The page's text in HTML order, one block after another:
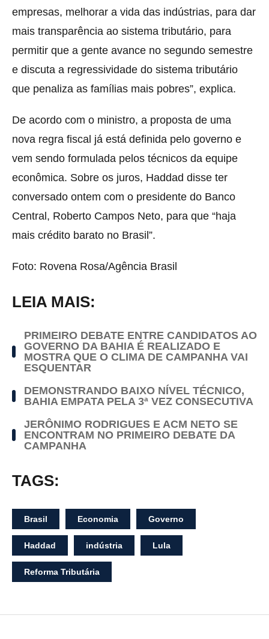
empresas, melhorar a vida das indústrias, para dar
mais transparência ao sistema tributário, para
permitir que a gente avance no segundo semestre
e discuta a regressividade do sistema tributário
que penaliza as famílias mais pobres”, explica.
De acordo com o ministro, a proposta de uma
nova regra fiscal já está definida pelo governo e
vem sendo formulada pelos técnicos da equipe
econômica. Sobre os juros, Haddad disse ter
conversado ontem com o presidente do Banco
Central, Roberto Campos Neto, para que “haja
mais crédito barato no Brasil”.
Foto: Rovena Rosa/Agência Brasil
LEIA MAIS:
PRIMEIRO DEBATE ENTRE CANDIDATOS AO
GOVERNO DA BAHIA É REALIZADO E
MOSTRA QUE O CLIMA DE CAMPANHA VAI
ESQUENTAR
DEMONSTRANDO BAIXO NÍVEL TÉCNICO,
BAHIA EMPATA PELA 3ª VEZ CONSECUTIVA
JERÔNIMO RODRIGUES E ACM NETO SE
ENCONTRAM NO PRIMEIRO DEBATE DA
CAMPANHA
TAGS:
Brasil Economia Governo
Haddad indústria Lula
Reforma Tributária